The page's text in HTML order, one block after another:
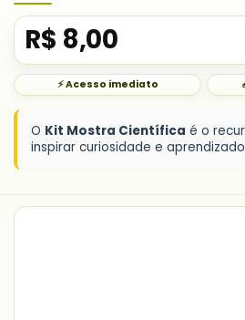
R$ 8,00
⚡ Acesso imediato
O Kit Mostra Científica é o
inspirar curiosidade e